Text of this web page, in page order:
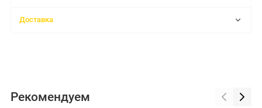
Доставка
Рекомендуем